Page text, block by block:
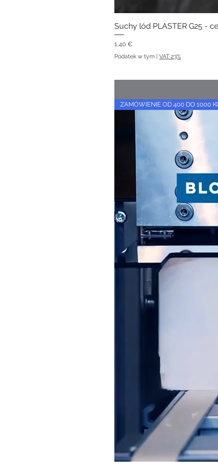
Suchy lód PLASTER G25 -
Cena
1,40 €
Podatek w tym |VAT 23%
ZAMÓWIENIE OD 400 DO 1000